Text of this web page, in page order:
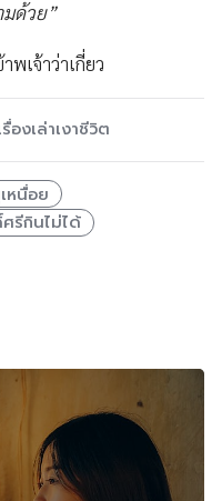
มด้วย”
พเจ้าว่าเกี่ยว
รื่องเล่าเงาชีวิต
หนื่อย
รีกินไม่ได้